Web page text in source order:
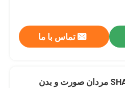
تماس با ما
SHA-303 مردان صورت و بدن